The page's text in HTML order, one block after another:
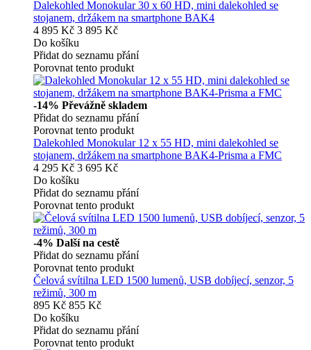
Dalekohled Monokular 30 x 60 HD, mini dalekohled se
stojanem, držákem na smartphone BAK4
4 895 Kč 3 895 Kč
Do košíku
Přidat do seznamu přání
Porovnat tento produkt
-14% Převážně skladem
Přidat do seznamu přání
Porovnat tento produkt
Dalekohled Monokular 12 x 55 HD, mini dalekohled se
stojanem, držákem na smartphone BAK4-Prisma a FMC
4 295 Kč 3 695 Kč
Do košíku
Přidat do seznamu přání
Porovnat tento produkt
-4% Další na cestě
Přidat do seznamu přání
Porovnat tento produkt
Čelová svítilna LED 1500 lumenů, USB dobíjecí, senzor, 5
režimů, 300 m
895 Kč 855 Kč
Do košíku
Přidat do seznamu přání
Porovnat tento produkt